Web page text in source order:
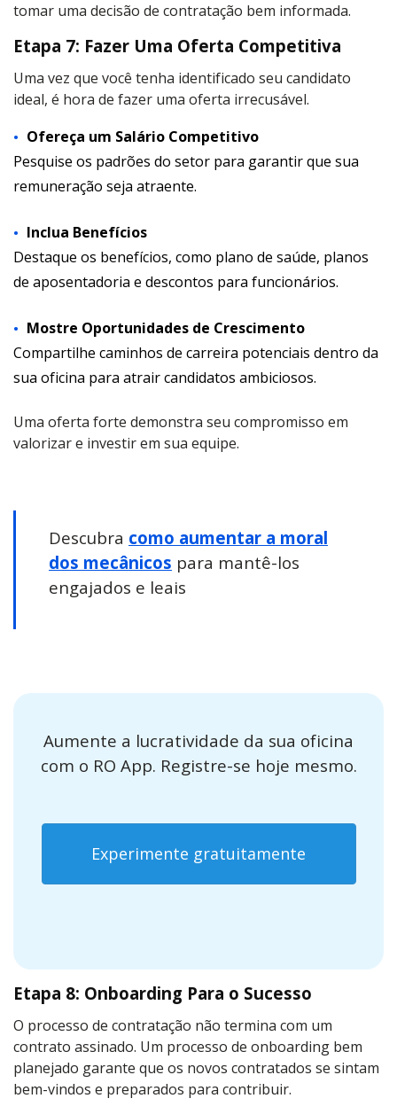
tomar uma decisão de contratação bem informada.
Etapa 7: Fazer Uma Oferta Competitiva
Uma vez que você tenha identificado seu candidato
ideal, é hora de fazer uma oferta irrecusável.
Ofereça um Salário Competitivo
Pesquise os padrões do setor para garantir que sua
remuneração seja atraente.
Inclua Benefícios
Destaque os benefícios, como plano de saúde, planos
de aposentadoria e descontos para funcionários.
Mostre Oportunidades de Crescimento
Compartilhe caminhos de carreira potenciais dentro da
sua oficina para atrair candidatos ambiciosos.
Uma oferta forte demonstra seu compromisso em
valorizar e investir em sua equipe.
Descubra como aumentar a moral
dos mecânicos para mantê-los
engajados e leais
Aumente a lucratividade da sua oficina
com o RO App. Registre-se hoje mesmo.
Experimente gratuitamente
Etapa 8: Onboarding Para o Sucesso
O processo de contratação não termina com um
contrato assinado. Um processo de onboarding bem
planejado garante que os novos contratados se sintam
bem-vindos e preparados para contribuir.